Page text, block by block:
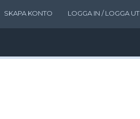
SKAPA KONTO LOGGA IN / LOGGA UT